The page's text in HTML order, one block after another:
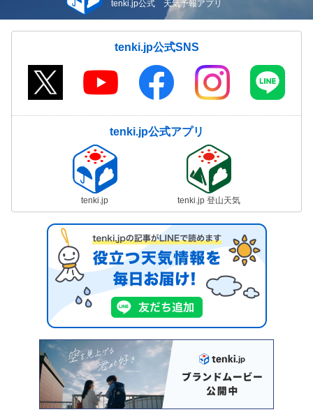
tenki.jp公式 天気予報アプリ
tenki.jp公式SNS
tenki.jp公式アプリ
tenki.jp tenki.jp 登山天気